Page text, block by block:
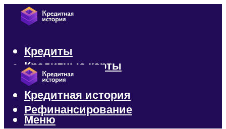
Кредиты
Кредитные карты
Микрозаймы
Кредитная история
Рефинансирование
Меню